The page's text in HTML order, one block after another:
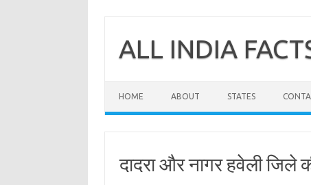
contentALL INDIA
HOME ABOUT STATES
दादरा और नागर हवेली जिले